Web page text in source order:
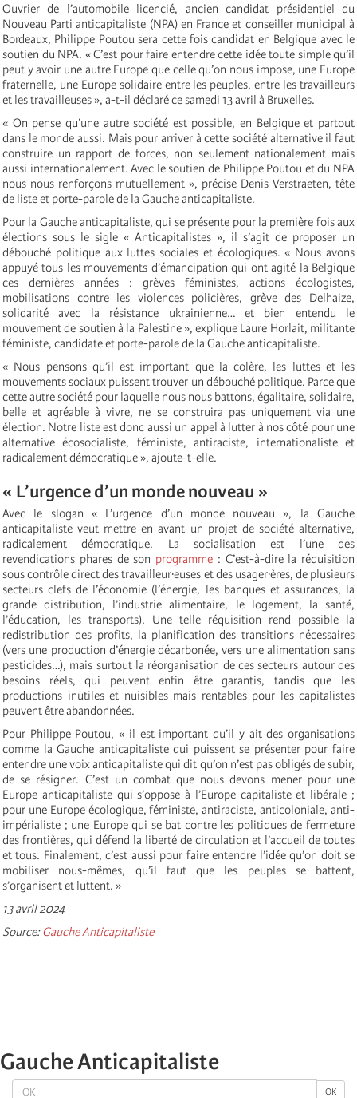
OK OK
Ouvrier de l’automobile licencié, ancien candidat présidentiel du
Nouveau Parti anticapitaliste (NPA) en France et conseiller municipal à
Bordeaux, Philippe Poutou sera cette fois candidat en Belgique avec le
soutien du NPA. « C’est pour faire entendre cette idée toute simple qu’il
peut y avoir une autre Europe que celle qu’on nous impose, une Europe
fraternelle, une Europe solidaire entre les peuples, entre les travailleurs
et les travailleuses », a-t-il déclaré ce samedi 13 avril à Bruxelles.
« On pense qu’une autre société est possible, en Belgique et partout
dans le monde aussi. Mais pour arriver à cette société alternative il faut
construire un rapport de forces, non seulement nationalement mais
aussi internationalement. Avec le soutien de Philippe Poutou et du NPA
nous nous renforçons mutuellement », précise Denis Verstraeten, tête
de liste et porte-parole de la Gauche anticapitaliste.
Pour la Gauche anticapitaliste, qui se présente pour la première fois aux
élections sous le sigle « Anticapitalistes », il s’agit de proposer un
débouché politique aux luttes sociales et écologiques. « Nous avons
appuyé tous les mouvements d’émancipation qui ont agité la Belgique
ces dernières années : grèves féministes, actions écologistes,
mobilisations contre les violences policières, grève des Delhaize,
solidarité avec la résistance ukrainienne… et bien entendu le
mouvement de soutien à la Palestine », explique Laure Horlait, militante
féministe, candidate et porte-parole de la Gauche anticapitaliste.
« Nous pensons qu’il est important que la colère, les luttes et les
mouvements sociaux puissent trouver un débouché politique. Parce que
cette autre société pour laquelle nous nous battons, égalitaire, solidaire,
belle et agréable à vivre, ne se construira pas uniquement via une
élection. Notre liste est donc aussi un appel à lutter à nos côté pour une
alternative écosocialiste, féministe, antiraciste, internationaliste et
radicalement démocratique », ajoute-t-elle.
« L’urgence d’un monde nouveau »
Avec le slogan « L’urgence d’un monde nouveau », la Gauche
anticapitaliste veut mettre en avant un projet de société alternative,
radicalement démocratique. La socialisation est l’une des
revendications phares de son programme : C’est-à-dire la réquisition
sous contrôle direct des travailleur·euses et des usager·ères, de plusieurs
secteurs clefs de l’économie (l’énergie, les banques et assurances, la
grande distribution, l’industrie alimentaire, le logement, la santé,
l’éducation, les transports). Une telle réquisition rend possible la
redistribution des profits, la planification des transitions nécessaires
(vers une production d’énergie décarbonée, vers une alimentation sans
pesticides…), mais surtout la réorganisation de ces secteurs autour des
besoins réels, qui peuvent enfin être garantis, tandis que les
productions inutiles et nuisibles mais rentables pour les capitalistes
peuvent être abandonnées.
Pour Philippe Poutou, « il est important qu’il y ait des organisations
comme la Gauche anticapitaliste qui puissent se présenter pour faire
entendre une voix anticapitaliste qui dit qu’on n’est pas obligés de subir,
de se résigner. C’est un combat que nous devons mener pour une
Europe anticapitaliste qui s’oppose à l’Europe capitaliste et libérale ;
pour une Europe écologique, féministe, antiraciste, anticoloniale, anti-
impérialiste ; une Europe qui se bat contre les politiques de fermeture
des frontières, qui défend la liberté de circulation et l’accueil de toutes
et tous. Finalement, c’est aussi pour faire entendre l’idée qu’on doit se
mobiliser nous-mêmes, qu’il faut que les peuples se battent,
s’organisent et luttent. »
13 avril 2024
Source:Gauche Anticapitaliste
Gauche Anticapitaliste